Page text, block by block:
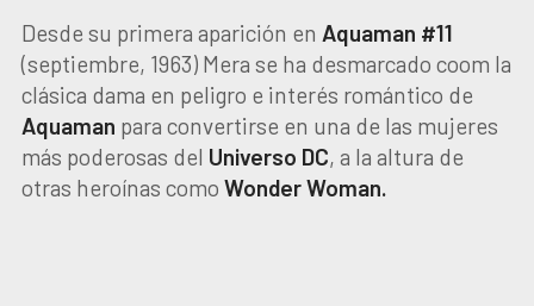
Desde su primera aparición en Aquaman #11
(septiembre, 1963) Mera se ha desmarcado coom la
clásica dama en peligro e interés romántico de
Aquaman para convertirse en una de las mujeres
más poderosas del Universo DC, a la altura de
otras heroínas como WonderWoman.